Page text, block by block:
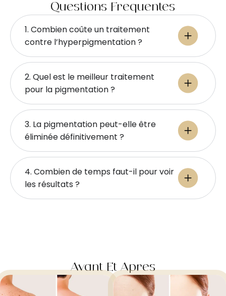
Questions Fréquentes
1. Combien coûte un traitement
contre l’hyperpigmentation ?
2. Quel est le meilleur traitement
pour la pigmentation ?
3. La pigmentation peut-elle être
éliminée définitivement ?
4. Combien de temps faut-il pour voir
les résultats ?
Avant Et Après